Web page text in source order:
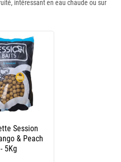
intéressant en eau chaude ou sur
Session
& Peach
- 5Kg